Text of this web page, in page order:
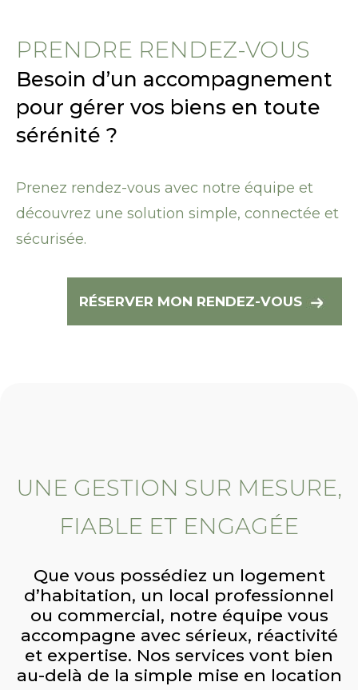
PRENDRE RENDEZ-VOUS
Besoin d’un accompagnement
pour gérer vos biens en toute
sérénité ?
Prenez rendez-vous avec notre équipe et
découvrez une solution simple, connectée et
sécurisée.
RÉSERVER MON RENDEZ-VOUS
UNE GESTION SUR MESURE,
FIABLE ET ENGAGÉE
Que vous possédiez un logement
d’habitation, un local professionnel
ou commercial, notre équipe vous
accompagne avec sérieux, réactivité
et expertise. Nos services vont bien
au-delà de la simple mise en location